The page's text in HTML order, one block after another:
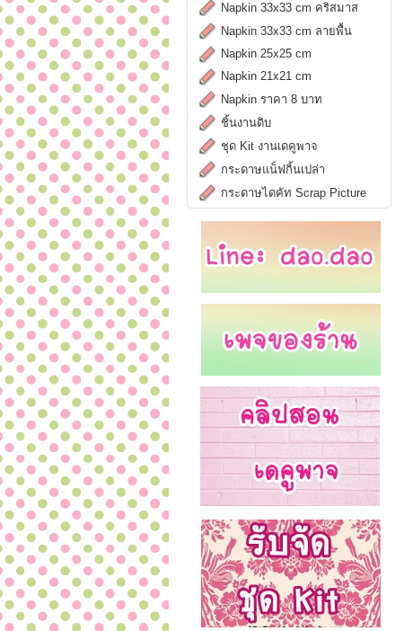
Napkin 33x33 cm คริสมาส
Napkin 33x33 cm ลายพื้น
Napkin 25x25 cm
Napkin 21x21 cm
Napkin ราคา 8 บาท
ชิ้นงานดิบ
ชุด Kit งานเดคูพาจ
กระดาษแน็ฟกิ้นเปล่า
กระดาษไดคัท Scrap Picture